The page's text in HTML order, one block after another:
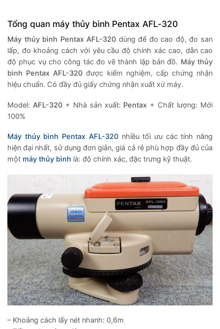
Tổng quan máy thủy bình Pentax AFL-320
Máy thủy bình Pentax AFL-320 dùng để đo cao độ, đo san
lấp, đo khoảng cách với yêu cầu độ chính xác cao, dẫn cao
độ phục vụ cho công tác đo vẽ thành lập bản đồ. Máy thủy
bình Pentax AFL-320 được kiểm nghiệm, cấp chứng nhận
hiệu chuẩn. Có đầy đủ giấy chứng nhận xuất xứ máy.
Model: AFL-320 + Nhà sản xuất: Pentax + Chất lượng: Mới
100%
Máy thủy bình Pentax AFL-320nhiều tối ưu các tính năng
hiện đại nhất, sử dụng đơn giản, giá cả rẻ phù hợp đầy đủ của
một máy thủy bình là: độ chính xác, đặc trưng kỹ thuật.
– Khoảng cách lấy nét nhanh: 0,6m